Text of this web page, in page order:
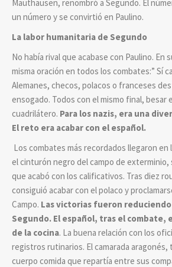
Mauthausen, renombró a Segundo. El
un número y se convirtió en Paulino.
La labor humanitaria de Segundo
No había rival que acabase con Paulino. En
misma oración en todos los combates:” Sí
Alemanes, checos, polacos o franceses
ensogado. Todos con el mismo final, besar
cuadrilátero. Para los nazis, era una
El reto era acabar con el español.
Los combates más recordados llegaron en
el cinturón negro del campo de exterminio,
que acabó con los calificativos. Tras diez
consiguió acabar con el polaco y
Campo. Las victorias fueron
Segundo. El español, tras el combate,
de la cocina. La buena relación con los
registros rutinarios. El camarada aragonés,
cuerpo comida que repartía entre sus